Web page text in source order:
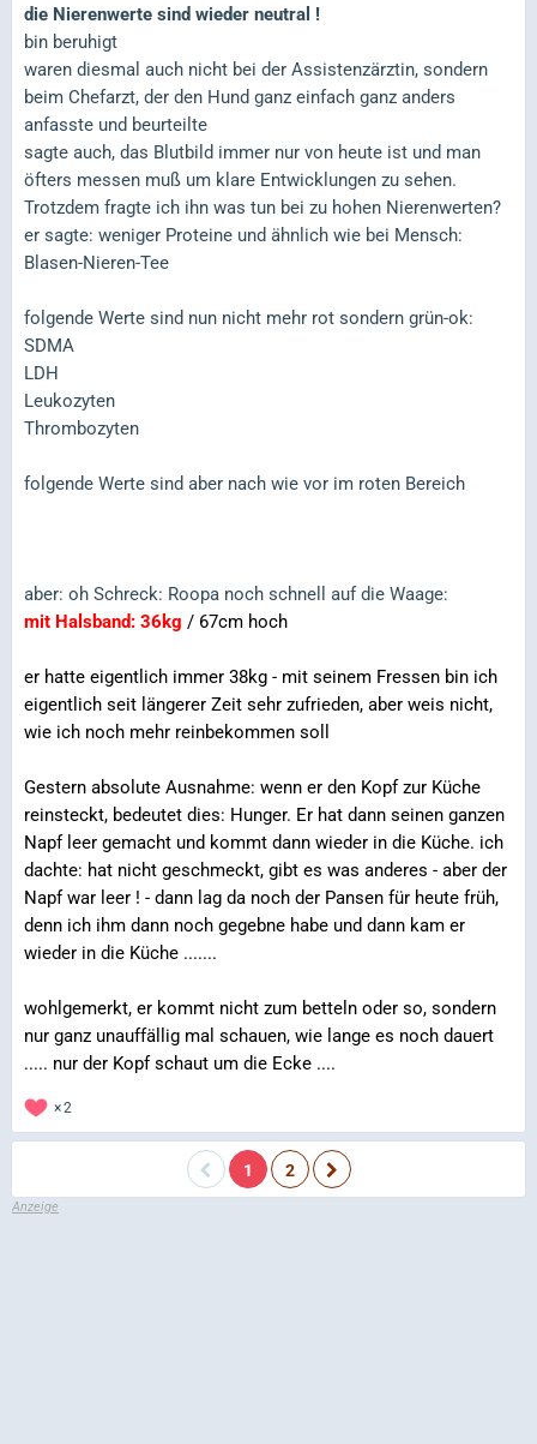
die Nierenwerte sind wieder neutral !
bin beruhigt
waren diesmal auch nicht bei der Assistenzärztin, sondern
beim Chefarzt, der den Hund ganz einfach ganz anders
anfasste und beurteilte
sagte auch, das Blutbild immer nur von heute ist und man
öfters messen muß um klare Entwicklungen zu sehen.
Trotzdem fragte ich ihn was tun bei zu hohen Nierenwerten?
er sagte: weniger Proteine und ähnlich wie bei Mensch:
Blasen-Nieren-Tee
folgende Werte sind nun nicht mehr rot sondern grün-ok:
SDMA
LDH
Leukozyten
Thrombozyten
folgende Werte sind aber nach wie vor im roten Bereich
aber: oh Schreck: Roopa noch schnell auf die Waage:
mit Halsband: 36kg / 67cm hoch
er hatte eigentlich immer 38kg - mit seinem Fressen bin ich
eigentlich seit längerer Zeit sehr zufrieden, aber weis nicht,
wie ich noch mehr reinbekommen soll
Gestern absolute Ausnahme: wenn er den Kopf zur Küche
reinsteckt, bedeutet dies: Hunger. Er hat dann seinen ganzen
Napf leer gemacht und kommt dann wieder in die Küche. ich
dachte: hat nicht geschmeckt, gibt es was anderes - aber der
Napf war leer ! - dann lag da noch der Pansen für heute früh,
denn ich ihm dann noch gegebne habe und dann kam er
wieder in die Küche .......
wohlgemerkt, er kommt nicht zum betteln oder so, sondern
nur ganz unauffällig mal schauen, wie lange es noch dauert
..... nur der Kopf schaut um die Ecke ....
2
1 2